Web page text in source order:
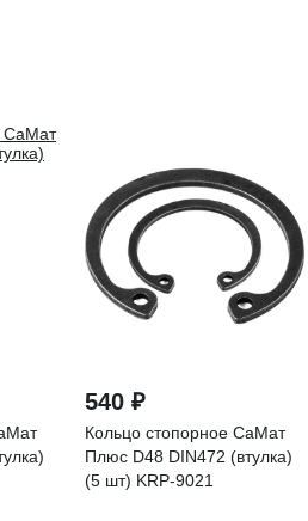
540 ₽
Кольцо стопорное СаМат
Плюс D48 DIN472 (втулка)
(5 шт) KRP-9021